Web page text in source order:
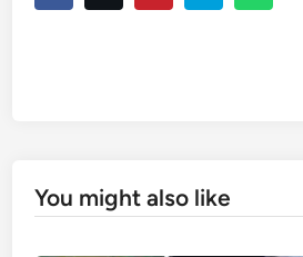
You might also like